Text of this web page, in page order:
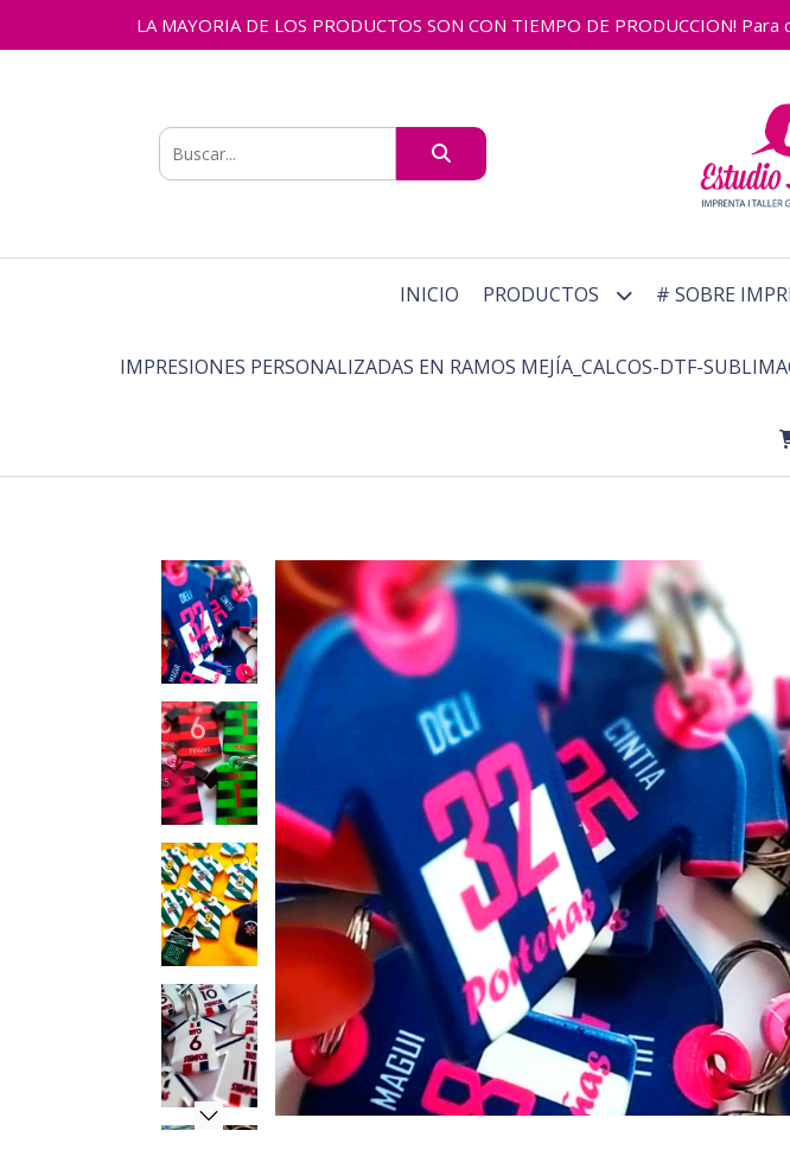
LA MAYORIA DE LOS PRODUCTOS SON CON TIEMPO DE PRODUCCION!
INICIO PRODUCTOS # SOBRE
IMPRESIONES PERSONALIZADAS EN RAMOS MEJÍA_CALCOS-DTF-